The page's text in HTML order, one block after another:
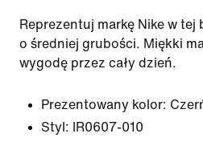
Reprezentuj markę Nike w tej
o średniej grubości. Miękki
wygodę przez cały dzień.
Prezentowany kolor:
Styl:
IR0607-010